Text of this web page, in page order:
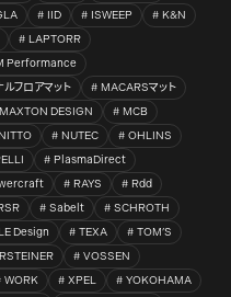
IID ISWEEP
K&N
LAPTORR
Performance
フロアマット
MACARSマット
MAXTON DESIGN
MCB
NITTO NUTEC
OHLINS
PlasmaDirect
RAYS
Rdd
Sabelt
SCHROTH
Design TEXA
TOM’S
VOSSEN
WORK XPEL
YOKOHAMA